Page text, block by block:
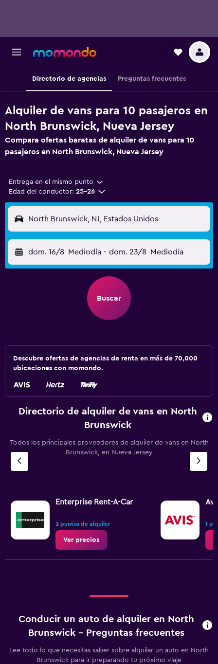
Directorio de agencias Preguntas frecuentes
Alquiler de vans para 10 pasajeros en
North Brunswick, Nueva Jersey
Compara ofertas baratas de alquiler de vans para 10
pasajeros en North Brunswick, Nueva Jersey
Entrega en el mismo punto
Edad del conductor: 25-26
North Brunswick, NJ, Estados Unidos
dom. 16/8 Mediodía - dom. 23/8 Mediodía
Buscar
Descubre ofertas de agencias de renta en más de 70,000
ubicaciones con momondo.
Directorio de alquiler de vans en North
Brunswick
Todos los principales proveedores de alquiler de vans en North
Brunswick, en Nueva Jersey
Enterprise Rent-A-Car
2 puntos de alquiler
Ver precios
1
Conducir un auto de alquiler en North
Brunswick - Preguntas frecuentes
Lee todo lo que necesitas saber sobre alquilar un auto en North
Brunswick para ir preparando tu próximo viaje